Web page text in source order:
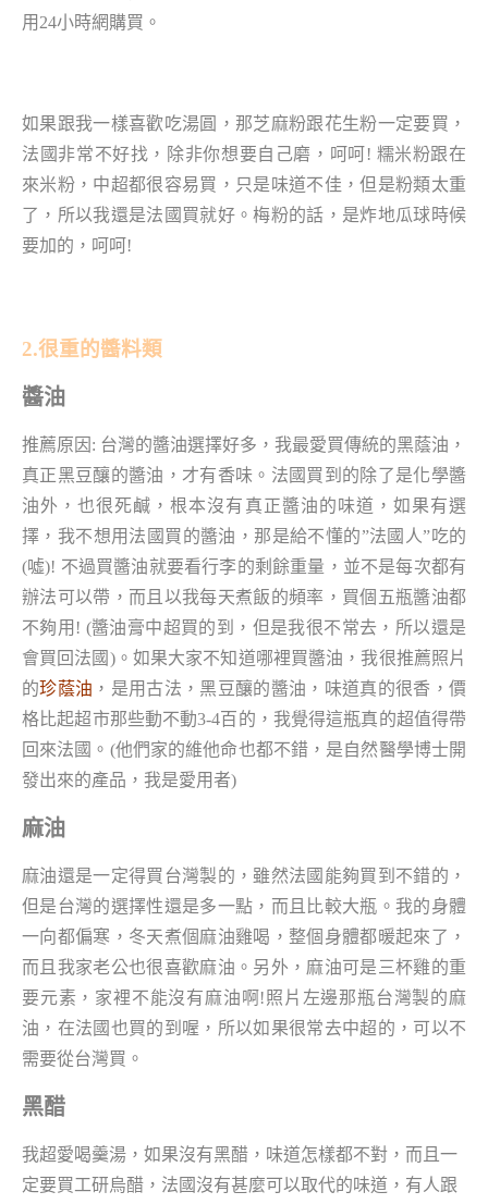
用24小時網購買。
如果跟我一樣喜歡吃湯圓，那芝麻粉跟花生粉一定要買，
法國非常不好找，除非你想要自己磨，呵呵! 糯米粉跟在
來米粉，中超都很容易買，只是味道不佳，但是粉類太重
了，所以我還是法國買就好。梅粉的話，是炸地瓜球時候
要加的，呵呵!
2.很重的醬料類
醬油
推薦原因: 台灣的醬油選擇好多，我最愛買傳統的黑蔭油，
真正黑豆釀的醬油，才有香味。法國買到的除了是化學醬
油外，也很死鹹，根本沒有真正醬油的味道，如果有選
擇，我不想用法國買的醬油，那是給不懂的”法國人”吃的
(噓)! 不過買醬油就要看行李的剩餘重量，並不是每次都有
辦法可以帶，而且以我每天煮飯的頻率，買個五瓶醬油都
不夠用! (醬油膏中超買的到，但是我很不常去，所以還是
會買回法國)。如果大家不知道哪裡買醬油，我很推薦照片
的珍蔭油 ，是用古法，黑豆釀的醬油，味道真的很香，價
格比起超市那些動不動3-4百的，我覺得這瓶真的超值得帶
回來法國。(他們家的維他命也都不錯，是自然醫學博士開
發出來的產品，我是愛用者)
麻油
麻油還是一定得買台灣製的，雖然法國能夠買到不錯的，
但是台灣的選擇性還是多一點，而且比較大瓶。我的身體
一向都偏寒，冬天煮個麻油雞喝，整個身體都暖起來了，
而且我家老公也很喜歡麻油。另外，麻油可是三杯雞的重
要元素，家裡不能沒有麻油啊!照片左邊那瓶台灣製的麻
油，在法國也買的到喔，所以如果很常去中超的，可以不
需要從台灣買。
黑醋
我超愛喝羹湯，如果沒有黑醋，味道怎樣都不對，而且一
定要買工研烏醋，法國沒有甚麼可以取代的味道，有人跟